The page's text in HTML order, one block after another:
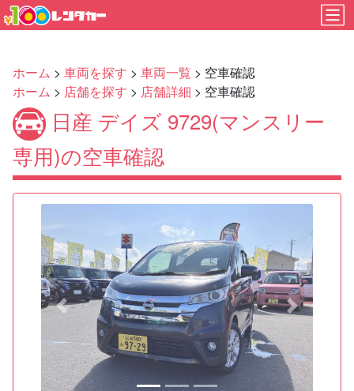
ホーム > 車両を探す > 車両一覧 > 空車確認
ホーム > 店舗を探す > 店舗詳細 > 空車確認
日産 デイズ 9729(マンスリー
専用)の空車確認
Previous Next